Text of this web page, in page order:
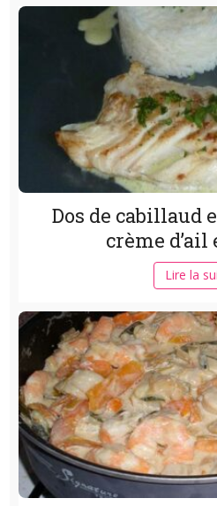
Dos de cabillaud
crème
Lire la